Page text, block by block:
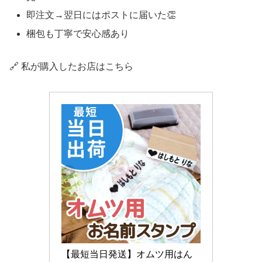
即注文→翌日にはポストに届いた👏
梱包も丁寧で安心感あり
🔗 私が購入したお店はこちら
【最短当日発送】オムツ用はん